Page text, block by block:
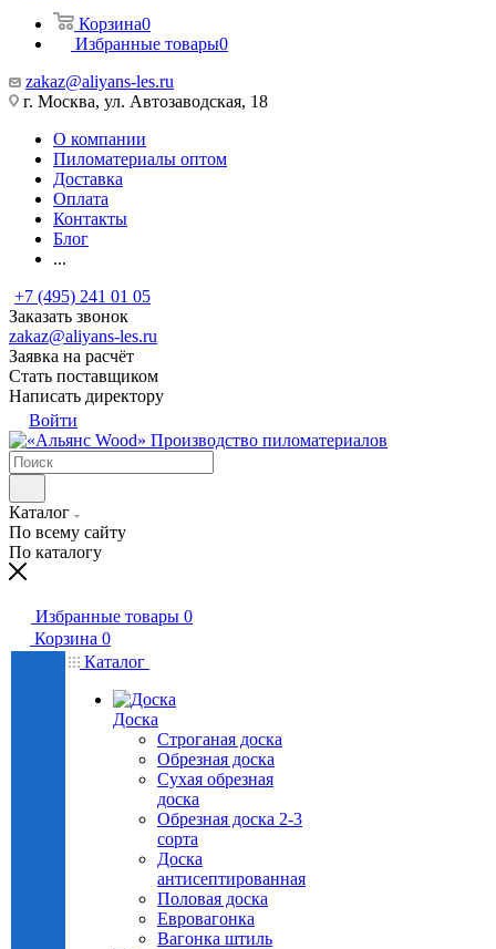
Корзина0
Избранные товары0
zakaz@aliyans-les.ru
г. Москва, ул. Автозаводская, 18
О компании
Пиломатериалы оптом
Доставка
Оплата
Контакты
Блог
...
+7 (495) 241 01 05
Заказать звонок
zakaz@aliyans-les.ru
Заявка на расчёт
Стать поставщиком
Написать директору
Войти
Производство пиломатериалов
Каталог
По всему сайту
По каталогу
Избранные товары 0
Корзина 0
Каталог
Доска
Строганая доска
Обрезная доска
Сухая обрезная
доска
Обрезная доска 2-3
сорта
Доска
антисептированная
Половая доска
Евровагонка
Вагонка штиль